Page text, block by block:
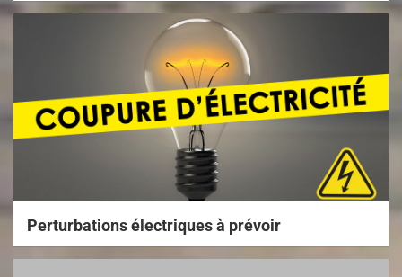
Perturbations électriques à prévoir